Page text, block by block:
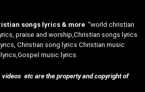
songs lyrics & more “world christian
praise and worship,Christian songs lyrics
Christian song lyrics Christian music
music lyrics.
etc are the property and copyright of